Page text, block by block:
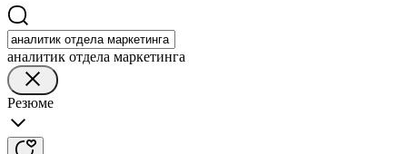
аналитик отдела маркетинга
Резюме